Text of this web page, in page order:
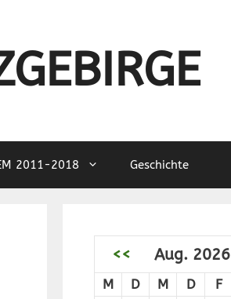
2011-2018 Geschichte
<< Aug. 2026
M D M D F